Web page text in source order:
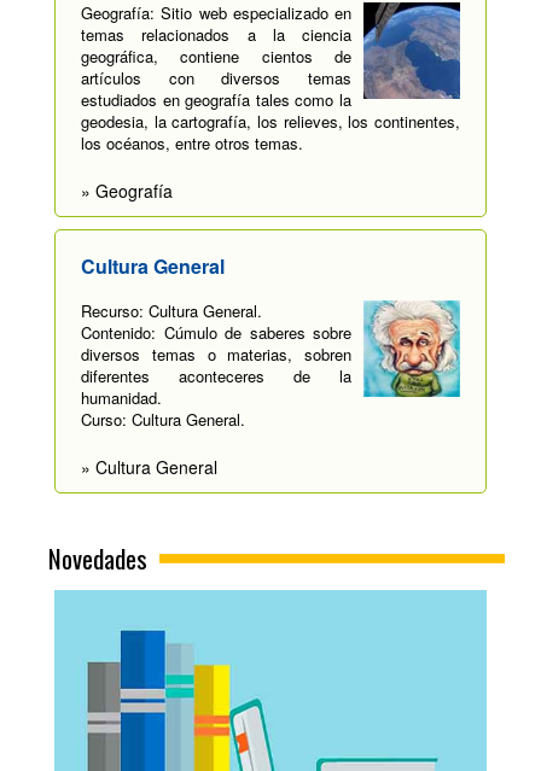
Geografía: Sitio web especializado en
temas relacionados a la ciencia
geográfica, contiene cientos de
artículos con diversos temas
estudiados en geografía tales como la
geodesia, la cartografía, los relieves, los continentes,
los océanos, entre otros temas.
» Geografía
Cultura General
Recurso: Cultura General.
Contenido: Cúmulo de saberes sobre
diversos temas o materias, sobren
diferentes aconteceres de la
humanidad.
Curso: Cultura General.
» Cultura General
Novedades